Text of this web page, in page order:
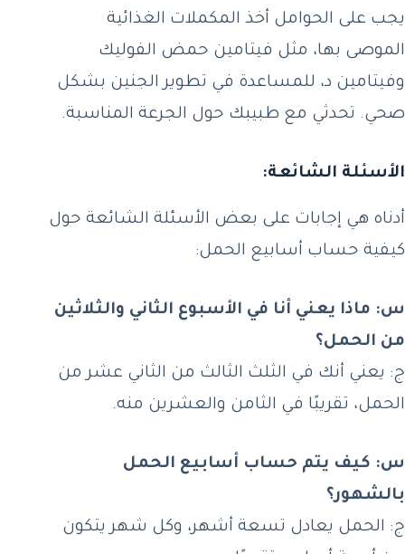
يجب على الحوامل أخذ المكملات الغذائية
الموصى بها، مثل فيتامين حمض الفوليك
وفيتامين د، للمساعدة في تطوير الجنين بشكل
صحي. تحدثي مع طبيبك حول الجرعة المناسبة.
الأسئلة الشائعة:
أدناه هي إجابات على بعض الأسئلة الشائعة حول
كيفية حساب أسابيع الحمل:
س: ماذا يعني أنا في الأسبوع الثاني والثلاثين
من الحمل؟
ج: يعني أنك في الثلث الثالث من الثاني عشر من
الحمل، تقريبًا في الثامن والعشرين منه.
س: كيف يتم حساب أسابيع الحمل
بالشهور؟
ج: الحمل يعادل تسعة أشهر، وكل شهر يتكون